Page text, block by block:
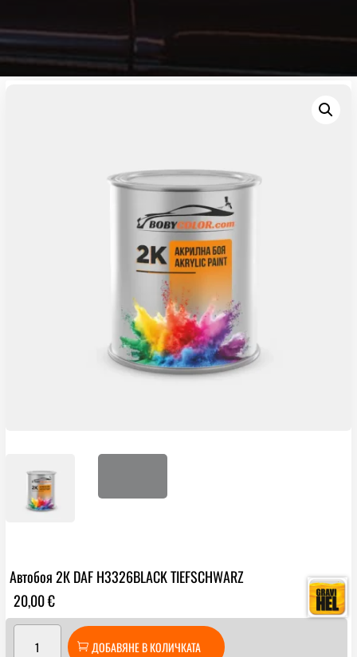
Автобоя 2К DAF H3326BLACK TIEFSCHWARZ
20,00€
ДОБАВЯНЕ В КОЛИЧКАТА